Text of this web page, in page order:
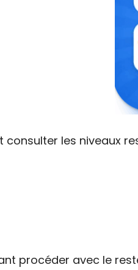
consulter les niveaux
procéder avec le